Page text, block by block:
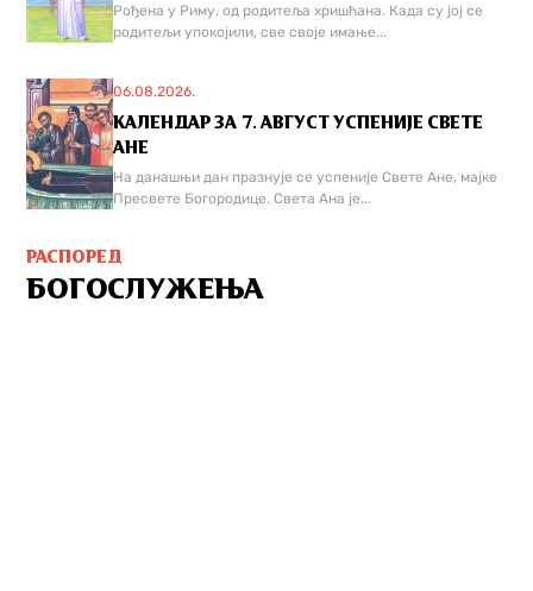
Рођена у Риму, од родитеља хришћана. Када су јој се
родитељи упокојили, све своје имање...
06.08.2026.
КАЛЕНДАР ЗА 7. АВГУСТ УСПЕНИЈЕ СВЕТЕ
АНЕ
На данашњи дан празнује се успеније Свете Ане, мајке
Пресвете Богородице. Света Ана је...
РАСПОРЕД
БОГОСЛУЖЕЊА